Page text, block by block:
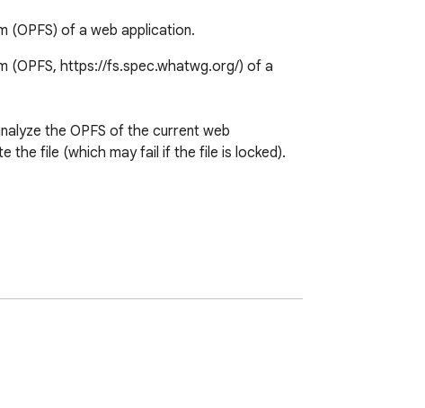
(OPFS) of a web application.
(OPFS, https://fs.spec.whatwg.org/) of a
the OPFS of the current web
the file (which may fail if the file is locked).